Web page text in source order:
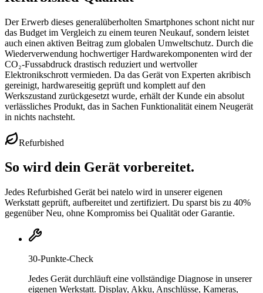
Der Erwerb dieses generalüberholten Smartphones schont nicht nur
das Budget im Vergleich zu einem teuren Neukauf, sondern leistet
auch einen aktiven Beitrag zum globalen Umweltschutz. Durch die
Wiederverwendung hochwertiger Hardwarekomponenten wird der
CO₂-Fussabdruck drastisch reduziert und wertvoller
Elektronikschrott vermieden. Da das Gerät von Experten akribisch
gereinigt, hardwareseitig geprüft und komplett auf den
Werkszustand zurückgesetzt wurde, erhält der Kunde ein absolut
verlässliches Produkt, das in Sachen Funktionalität einem Neugerät
in nichts nachsteht.
Refurbished
So wird dein Gerät vorbereitet.
Jedes Refurbished Gerät bei natelo wird in unserer eigenen
Werkstatt geprüft, aufbereitet und zertifiziert. Du sparst bis zu 40%
gegenüber Neu, ohne Kompromiss bei Qualität oder Garantie.
30-Punkte-Check
Jedes Gerät durchläuft eine vollständige Diagnose in unserer
eigenen Werkstatt. Display, Akku, Anschlüsse, Kameras,